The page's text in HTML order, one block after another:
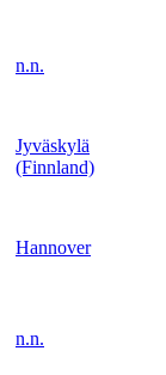
n.n.
Jyväskylä
(Finnland)
Hannover
n.n.